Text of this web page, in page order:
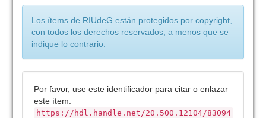
Los ítems de RIUdeG están protegidos por copyright,
con todos los derechos reservados, a menos que se
indique lo contrario.
Por favor, use este identificador para citar o enlazar
este ítem:
https://hdl.handle.net/20.500.12104/83094